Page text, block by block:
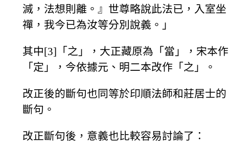
滅，法想則離。』世尊略說此法已，入室坐
禪，我今已為汝等分別說義。」
其中[3]「之」，大正藏原為「當」，宋本作
「定」，今依據元、明二本改作「之」。
改正後的斷句也同等於印順法師和莊居士的
斷句。
改正斷句後，意義也比較容易討論了：